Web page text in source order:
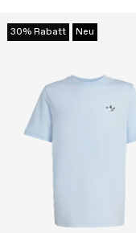
30% Rabatt Neu